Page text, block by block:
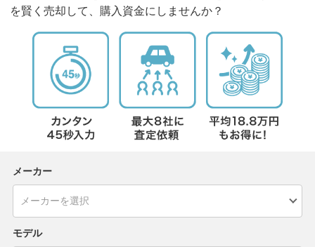
を賢く売却して、購入資金にしませんか？
メーカー
モデル